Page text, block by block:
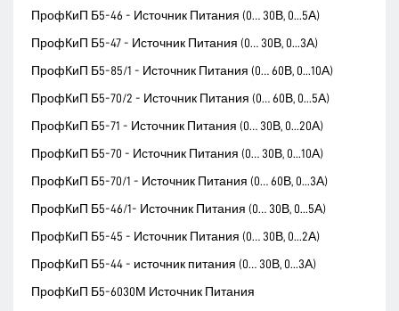
ПрофКиП Б5-46 - Источник Питания (0… 30В, 0...5А)
ПрофКиП Б5-47 - Источник Питания (0… 30В, 0...3А)
ПрофКиП Б5-85/1 - Источник Питания (0… 60В, 0...10А)
ПрофКиП Б5-70/2 - Источник Питания (0… 60В, 0...5А)
ПрофКиП Б5-71 - Источник Питания (0… 30В, 0...20А)
ПрофКиП Б5-70 - Источник Питания (0… 30В, 0...10А)
ПрофКиП Б5-70/1 - Источник Питания (0… 60В, 0...3А)
ПрофКиП Б5-46/1- Источник Питания (0… 30В, 0...5А)
ПрофКиП Б5-45 - Источник Питания (0… 30В, 0...2А)
ПрофКиП Б5-44 - источник питания (0… 30В, 0...3А)
ПрофКиП Б5-6030М Источник Питания